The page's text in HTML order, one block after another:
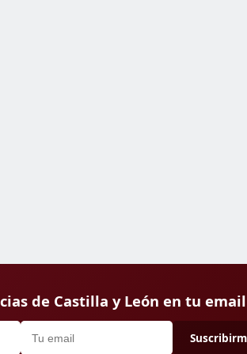
de Castilla y León en tu email